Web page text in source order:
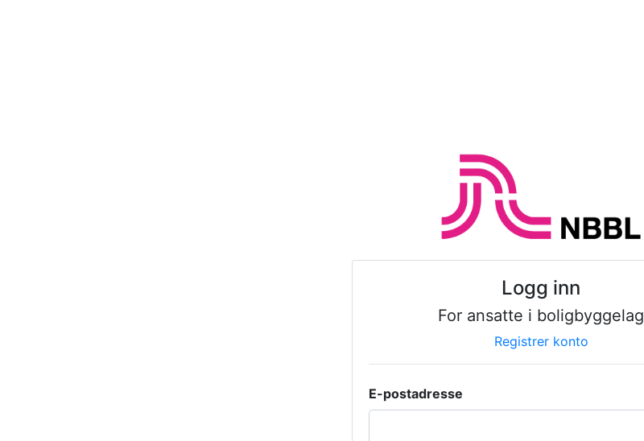
Logg inn
For ansatte i boligbyggelag
Registrer konto
E-postadresse